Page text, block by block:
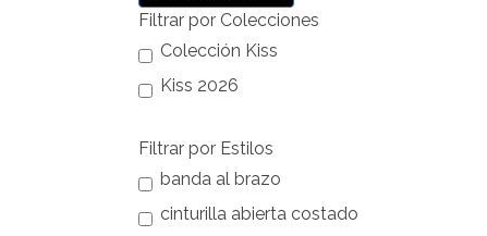
Filtrar por Colecciones
Colección Kiss
Kiss 2026
Filtrar por Estilos
banda al brazo
cinturilla abierta costado